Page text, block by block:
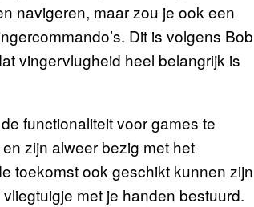
navigeren, maar zou je ook een
Dit is volgens Bob
vingervlugheid heel belangrijk is
functionaliteit voor games te
zijn alweer bezig met het
toekomst ook geschikt kunnen zijn
met je handen bestuurd.